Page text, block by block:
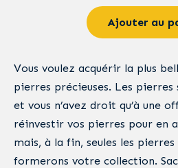
Ajouter au
Vous voulez acquérir la plus
pierres précieuses. Les
et vous n’avez droit qu’à une
réinvestir vos pierres pour en
mais, à la fin, seules les
formerons votre collection.